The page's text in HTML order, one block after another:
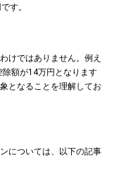
す。
けではありません。例え
額が14万円となります
となることを理解してお
については、以下の記事